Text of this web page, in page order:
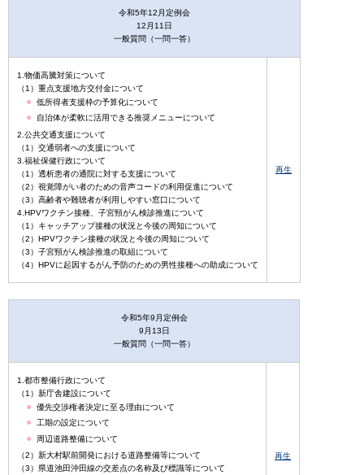
令和5年12月定例会
12月11日
一般質問（一問一答）
1.物価高騰対策について
（1）重点支援地方交付金について
低所得者支援枠の予算化について
自治体が柔軟に活用できる推奨メニューについて
2.公共交通支援について
（1）交通弱者への支援について
3.福祉保健行政について
（1）透析患者の通院に対する支援について
（2）視覚障がい者のための音声コードの利用促進について
（3）高齢者や難聴者が利用しやすい窓口について
4.HPVワクチン接種、子宮頸がん検診推進について
（1）キャッチアップ接種の状況と今後の周知について
（2）HPVワクチン接種の状況と今後の周知について
（3）子宮頸がん検診推進の取組について
（4）HPVに起因するがん予防のための男性接種への助成について
再生
令和5年9月定例会
9月13日
一般質問（一問一答）
1.都市整備行政について
（1）新庁舎建設について
優先交渉権者決定に至る理由について
工期の設定について
周辺道路整備について
（2）新大村駅前開発における道路整備等について
（3）県道池田沖田線の交差点の名称及び標識等について
再生